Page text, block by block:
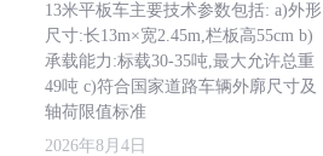
13米平板车主要技术参数包括: a)外形
尺寸:长13m×宽2.45m,栏板高55cm b)
承载能力:标载30-35吨,最大允许总重
49吨 c)符合国家道路车辆外廓尺寸及
轴荷限值标准
2026年8月4日